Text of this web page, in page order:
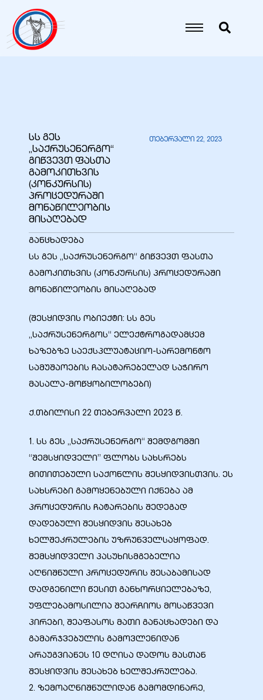
სს გეს
„საქრუსენერგო“
გიწვევთ ფასთა
გამოკითხვის
(კონკურსის)
პროცედურაში
მონაწილეობის
მისაღებად
თებერვალი 22, 2023
განცხადება
სს გეს „საქრუსენერგო“ გიწვევთ ფასთა
გამოკითხვის (კონკურსის) პროცედურაში
მონაწილეობის მისაღებად
(შესყიდვის ობიექტი: სს გეს
„საქრუსენერგოს“ ელექტროგადამცემ
ხაზებზე საექსპლუატაციო-სარემონტო
სამუშაოების ჩასატარებელად საჭირო
მასალა-მოწყობილობები)
ქ.თბილისი 22 თებერვალი 2023 წ.
1. სს გეს „საქრუსენერგო“ შემდგომში
“შემსყიდველი” ფლობს სახსრებს
მითითებული საქონლის შესყიდვისთვის. ეს
სახსრები გამოყენებული იქნება ამ
პროცედურის ჩატარების შედეგად
დადებული შესყიდვის შესახებ
ხელშეკრულების უზრუნველსაყოფად.
შემსყიდველი პასუხისმგებელია
აღნიშნული პროცედურის შესაბამისად
დადგენილი წესით განხორციელებაზე,
უფლებამოსილია შეარჩიოს მოსაწვევი
პირები, შეაფასოს მათი განაცხადები და
გამარჯვებულის გამოვლენიდან
არაუგვიანეს 10 დღისა დადოს მასთან
შესყიდვის შესახებ ხელშეკრულება.
2. ზემოაღნიშნულიდან გამომდინარე,